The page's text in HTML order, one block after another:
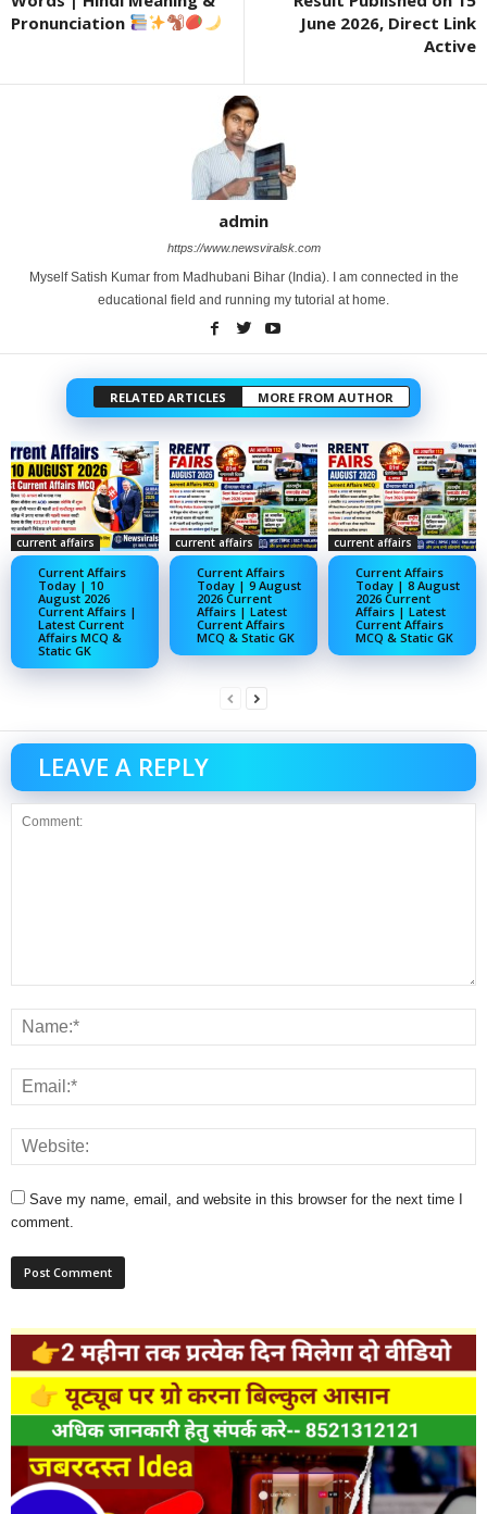
Pronunciation
June 2026, Direct Link
Active
admin
https://www.newsviralsk.com
Myself Satish Kumar from Madhubani Bihar (India). I am connected in the
educational field and running my tutorial at home.
RELATED ARTICLES MORE FROM AUTHOR
current affairs
Current Affairs
Today | 10
August 2026
Current Affairs |
Latest Current
Affairs MCQ &
Static GK
current affairs
Current Affairs
Today | 9 August
2026 Current
Affairs | Latest
Current Affairs
MCQ & Static GK
current affairs
Current Affairs
Today | 8 August
2026 Current
Affairs | Latest
Current Affairs
MCQ & Static GK
LEAVE A REPLY
Save my name, email, and website in this browser for the next time I
comment.